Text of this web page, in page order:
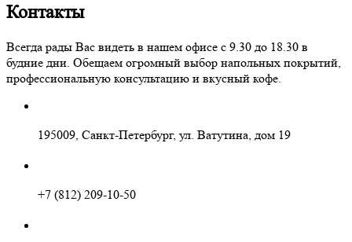
Контакты
Всегда рады Вас видеть в нашем офисе с 9.30 до 18.30 в
будние дни. Обещаем огромный выбор напольных покрытий,
профессиональную консультацию и вкусный кофе.
195009, Санкт-Петербург, ул. Ватутина, дом 19
+7 (812) 209-10-50